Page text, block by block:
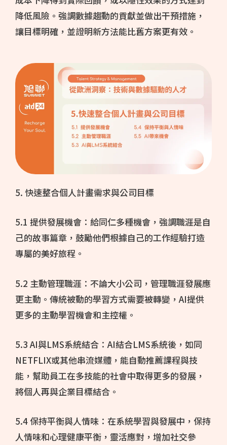
降低風險。強調數據趨動的貢獻並做出干預措施，
讓目標明確，並證明新方法能比舊方案更有效。
5. 快速整合個人計畫需求與公司目標
5.1 提供發展機會：給同仁多種機會，強調職涯是自
己的故事篇章，鼓勵他們根據自己的工作經驗打造
專屬的美好旅程。
5.2 主動管理職涯：不論大小公司，管理職涯發展應
更主動。傳統被動的學習方式需要被轉變，AI提供
更多的主動學習機會和主控權。
5.3 AI與LMS系統結合：AI結合LMS系統後，如同
NETFLIX或其他串流媒體，能自動推薦課程與技
能，幫助員工在多技能的社會中取得更多的發展，
將個人再與企業目標結合。
5.4 保持平衡與人情味：在系統學習與發展中，保持
人情味和心理健康平衡，靈活應對，增加社交參